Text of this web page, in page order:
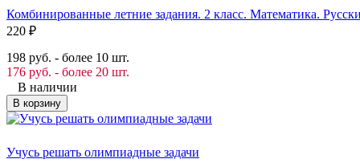
Комбинированные летние задания. 2 класс. Математика.
220 ₽
198 руб. - более 10 шт.
176 руб. - более 20 шт.
В наличии
В корзину
Учусь решать олимпиадные задачи